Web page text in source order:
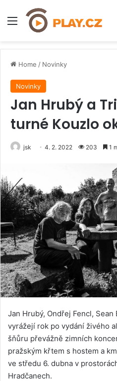
Menu
Home / Novinky
Novinky
Jan Hrubý a
turné Kouzlo
jsk 4. 2. 2022 203 1
Jan Hrubý, Ondřej Fencl, Sean
vyrážejí rok po vydání živého
šňůru převážně zimních
pražským křtem s hostem a
ve středu 6. dubna v
Hradčanech.